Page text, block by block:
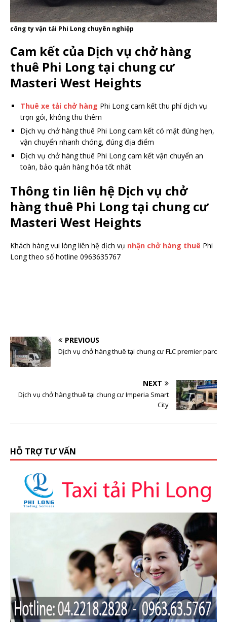
công ty vận tải Phi Long chuyên nghiệp
Cam kết của Dịch vụ chở hàng
thuê Phi Long tại chung cư
Masteri West Heights
Thuê xe tải chở hàng Phi Long cam kết thu phí dịch vụ
trọn gói, không thu thêm
Dịch vụ chở hàng thuê Phi Long cam kết có mặt đúng hẹn,
vận chuyển nhanh chóng, đúng địa điểm
Dịch vụ chở hàng thuê Phi Long cam kết vận chuyển an
toàn, bảo quản hàng hóa tốt nhất
Thông tin liên hệ Dịch vụ chở
hàng thuê Phi Long tại chung cư
Masteri West Heights
Khách hàng vui lòng liên hệ dịch vụ nhận chở hàng thuê Phi
Long theo số hotline 0963635767
PREVIOUS
Dịch vụ chở hàng thuê tại chung cư FLC premier parc
NEXT
Dịch vụ chở hàng thuê tại chung cư Imperia Smart
City
HỖ TRỢ TƯ VẤN